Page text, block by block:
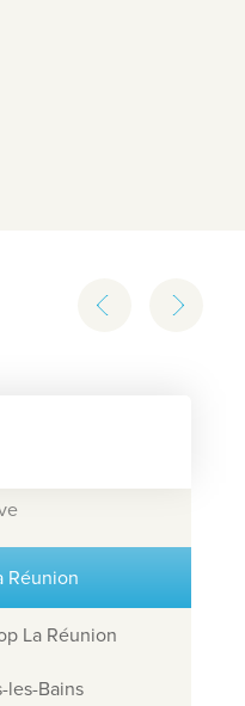
Réunion
La Réunion
les-Bains